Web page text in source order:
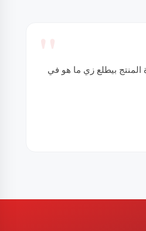
بيطلع زي ما هو في